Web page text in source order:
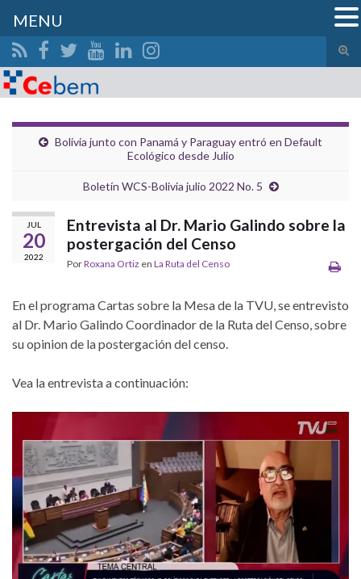
el
Search for:
Bolivia junto con Panamá y Paraguay entró en Default
Ecológico desde Julio
Boletín WCS-Bolivia julio 2022 No. 5
JUL
20
2022
Entrevista al Dr. Mario Galindo sobre la
postergación del Censo
PorRoxana Ortiz en La Ruta del Censo
En el programa Cartas sobre la Mesa de la TVU, se entrevisto
al Dr. Mario Galindo Coordinador de la Ruta del Censo, sobre
su opinion de la postergación del censo.
Vea la entrevista a continuación:
MENU